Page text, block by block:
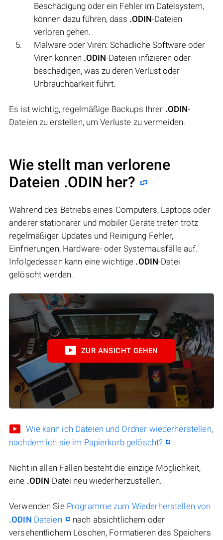
Beschädigung oder ein Fehler im Dateisystem,
können dazu führen, dass .ODIN-Dateien
verloren gehen.
Malware oder Viren: Schädliche Software oder
Viren können .ODIN-Dateien infizieren oder
beschädigen, was zu deren Verlust oder
Unbrauchbarkeit führt.
Es ist wichtig, regelmäßige Backups Ihrer .ODIN-
Dateien zu erstellen, um Verluste zu vermeiden.
Wie stellt man verlorene
Dateien .ODIN her?
Während des Betriebs eines Computers, Laptops oder
anderer stationärer und mobiler Geräte treten trotz
regelmäßiger Updates und Reinigung Fehler,
Einfrierungen, Hardware- oder Systemausfälle auf.
Infolgedessen kann eine wichtige .ODIN-Datei
gelöscht werden.
ZUR ANSICHT GEHEN
Wie kann ich Dateien und Ordner wiederherstellen,
nachdem ich sie im Papierkorb gelöscht?
Nicht in allen Fällen besteht die einzige Möglichkeit,
eine .ODIN-Datei neu wiederherzustellen.
Verwenden Sie Programme zum Wiederherstellen von
.ODIN Dateien
nach absichtlichem oder
versehentlichem Löschen, Formatieren des Speichers